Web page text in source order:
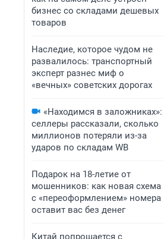
бизнес со складами дешевых
товаров
Наследие, которое чудом не
развалилось: транспортный
эксперт разнес миф о
«вечных» советских дорогах
«Находимся в заложниках»:
селлеры рассказали, сколько
миллионов потеряли из-за
ударов по складам WB
Подарок на 18-летие от
мошенников: как новая схема
с «переоформлением» номера
оставит вас без денег
Китай попрощается с